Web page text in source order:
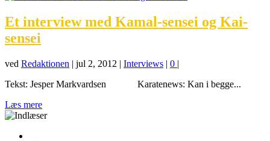
Et interview med Kamal-sensei og Kai-
sensei
ved Redaktionen | jul 2, 2012 | Interviews | 0 |
Tekst: Jesper Markvardsen Karatenews: Kan i begge...
Læs mere